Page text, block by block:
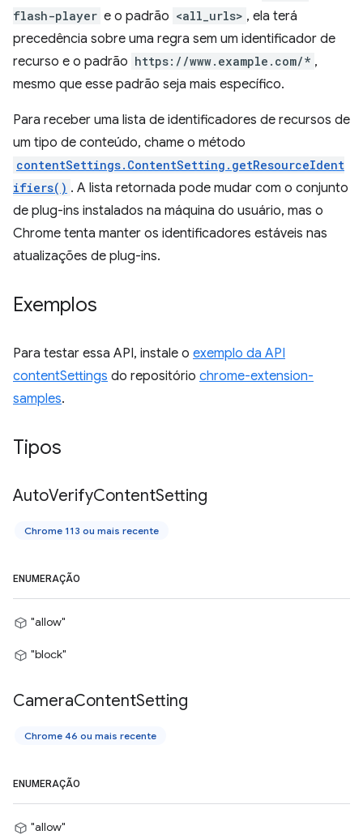
flash-player e o padrão <all_urls> , ela terá
precedência sobre uma regra sem um identificador de
recurso e o padrão https://www.example.com/* ,
mesmo que esse padrão seja mais específico.
Para receber uma lista de identificadores de recursos de
um tipo de conteúdo, chame o método
contentSettings.ContentSetting.getResourceIdent
ifiers() . A lista retornada pode mudar com o conjunto
de plug-ins instalados na máquina do usuário, mas o
Chrome tenta manter os identificadores estáveis nas
atualizações de plug-ins.
Exemplos
Para testar essa API, instale o exemplo da API
contentSettings do repositório chrome-extension-
samples.
Tipos
AutoVerifyContentSetting
Chrome 113 ou mais recente
ENUMERAÇÃO
"allow"
"block"
CameraContentSetting
Chrome 46 ou mais recente
ENUMERAÇÃO
"allow"